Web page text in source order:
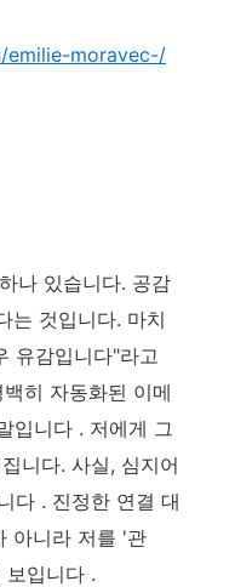
emilie-moravec-/
나 있습니다. 공감
는 것입니다. 마치
유감입니다"라고
히 자동화된 이메
입니다 . 저에게 그
니다. 사실, 심지어
다 . 진정한 연결 대
아니라 저를 '관
입니다 .